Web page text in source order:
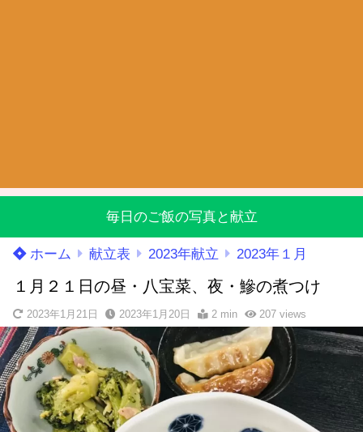
毎日のご飯の写真と献立
ホーム 献立表 2023年献立 2023年１月
１月２１日の昼・八宝菜、夜・鰺の煮つけ
2023年1月21日 2023年1月20日 2 min 207views